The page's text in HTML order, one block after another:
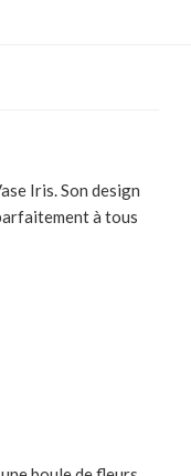
Iris. Son design
à tous